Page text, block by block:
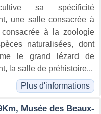
sa spécificité
une salle consacrée à
à la zoologie
naturalisées, dont
le grand lézard de
la salle de préhistoire...
Plus d'informations
Musée des Beaux-